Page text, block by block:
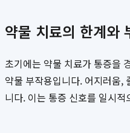
약물 치료의 한계와
초기에는 약물 치료가 통증을
약물 부작용입니다. 어지러움,
니다. 이는 통증 신호를 일시